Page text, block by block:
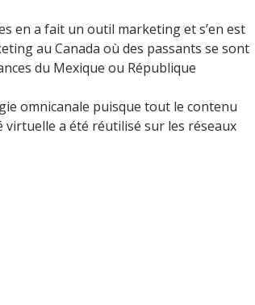
en a fait un outil marketing et s’en est
au Canada où des passants se sont
du Mexique ou République
omnicanale puisque tout le contenu
virtuelle a été réutilisé sur les réseaux